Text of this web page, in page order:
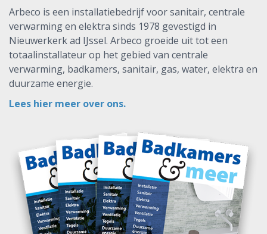
Arbeco is een installatiebedrijf voor sanitair, centrale
verwarming en elektra sinds 1978 gevestigd in
Nieuwerkerk ad IJssel. Arbeco groeide uit tot een
totaalinstallateur op het gebied van centrale
verwarming, badkamers, sanitair, gas, water, elektra en
duurzame energie.
Lees hier meer over ons.